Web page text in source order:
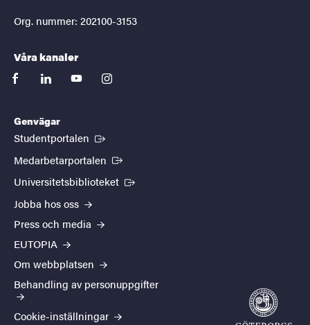
Org. nummer: 202100-3153
Våra kanaler
facebooklinkedinyoutubeinstagram
Genvägar
Studentportalen (Extern länk)
Medarbetarportalen (Extern länk)
Universitetsbiblioteket (Extern länk)
Jobba hos oss
Press och media
EUTOPIA
Om webbplatsen
Behandling av personuppgifter
Cookie-inställningar